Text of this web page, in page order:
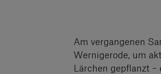
Am vergangenen
Wernigerode, um
Lärchen gepflanzt